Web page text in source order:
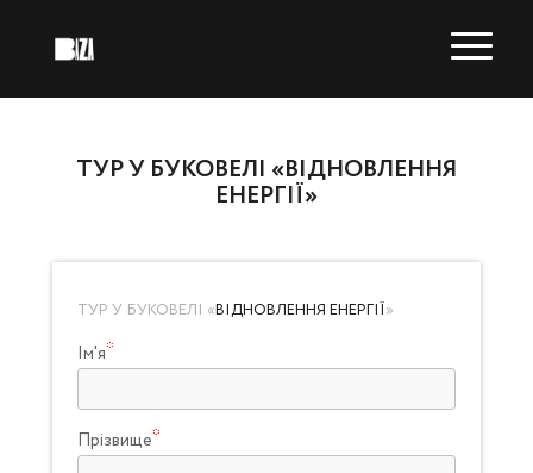
ТУР У БУКОВЕЛІ «ВІДНОВЛЕННЯ
ЕНЕРГІЇ»
ТУР У БУКОВЕЛІ «ВІДНОВЛЕННЯ ЕНЕРГІЇ»
Ім'я
Прізвище